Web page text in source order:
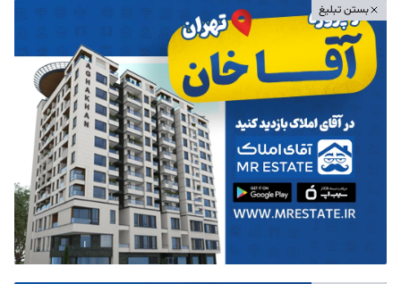
بستن تبلیغ